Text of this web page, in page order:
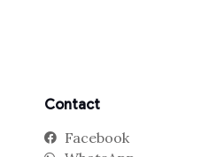
Contact
Facebook